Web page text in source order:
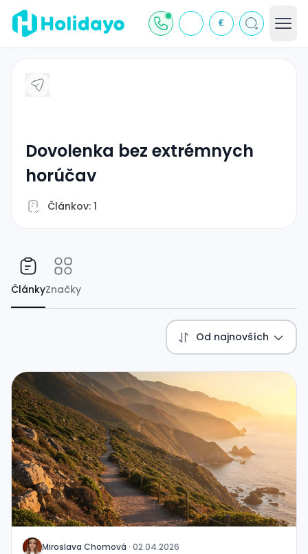
€
dovolenka bez extrémnych
horúčav
Článkov: 1
ČlánkyZnačky
Od najnovších
J Miroslava Chomová · 02.04.2026